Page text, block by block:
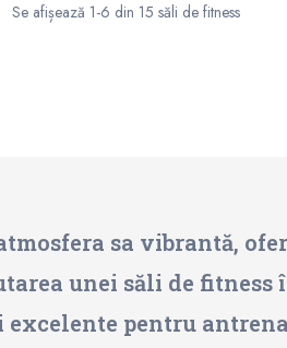
Se afișează 1-6 din 15 săli de fitness
sa vibrantă,
unei săli de fitness
pentru